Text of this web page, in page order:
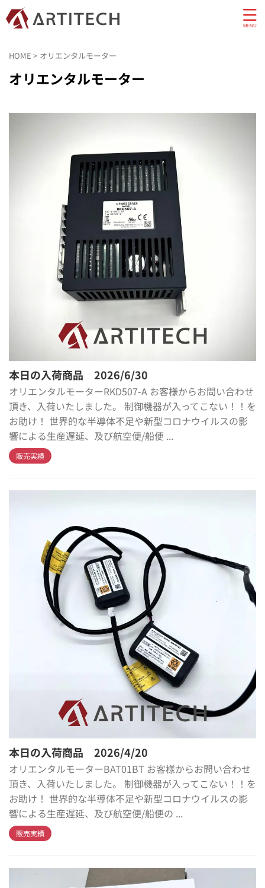
HOME > オリエンタルモーター
オリエンタルモーター
本日の入荷商品 2026/6/30
オリエンタルモーターRKD507-A お客様からお問い合わせ
頂き、入荷いたしました。 制御機器が入ってこない！！を
お助け！ 世界的な半導体不足や新型コロナウイルスの影
響による生産遅延、及び航空便/船便 ...
販売実績
本日の入荷商品 2026/4/20
オリエンタルモーターBAT01BT お客様からお問い合わせ
頂き、入荷いたしました。 制御機器が入ってこない！！を
お助け！ 世界的な半導体不足や新型コロナウイルスの影
響による生産遅延、及び航空便/船便の ...
販売実績